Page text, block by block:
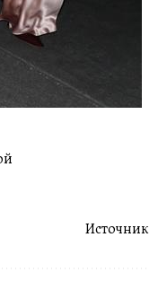
Источник